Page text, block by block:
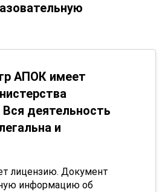
АПОК имеет
Вся деятельность
и
лицензию. Документ
информацию об